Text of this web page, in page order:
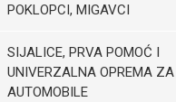
POKLOPCI, MIGAVCI
SIJALICE, PRVA POMOĆ I
UNIVERZALNA OPREMA ZA
AUTOMOBILE